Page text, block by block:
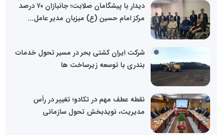
دیدار با پیشگامان صلابت؛ جانبازان ۷۰ درصد
مرکز امام حسین (ع) میزبان مدیر عامل...
شرکت ایران کشتی بحر در مسیر تحول خدمات
بندری با توسعه زیرساخت ها
نقطه عطف مهم در تکادو؛ تغییر در رأس
مدیریت، نویدبخش تحول سازمانی